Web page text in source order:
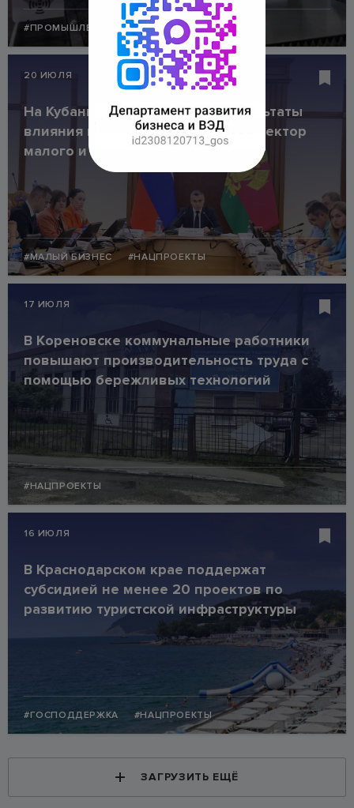
#ПРОМЫШЛЕННОСТЬ #НАЦПРОЕКТЫ
20 ИЮЛЯ
На Кубани оценили первые результаты
влияния налоговой реформы на сектор
малого и среднего бизнеса
#МАЛЫЙ БИЗНЕС #НАЦПРОЕКТЫ
17 ИЮЛЯ
В Кореновске коммунальные работники
повышают производительность труда с
помощью бережливых технологий
#НАЦПРОЕКТЫ
16 ИЮЛЯ
В Краснодарском крае поддержат
субсидией не менее 20 проектов по
развитию туристской инфраструктуры
#ГОСПОДДЕРЖКА #НАЦПРОЕКТЫ
ЗАГРУЗИТЬ ЕЩЁ